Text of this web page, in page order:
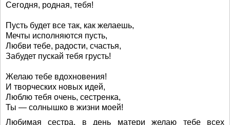
Сегодня, родная, тебя!
Пусть будет все так, как желаешь,
Мечты исполняются пусть,
Любви тебе, радости, счастья,
Забудет пускай тебя грусть!
Желаю тебе вдохновения!
И творческих новых идей,
Люблю тебя очень, сестренка,
Ты — солнышко в жизни моей!
Любимая сестра, в день матери желаю тебе всех